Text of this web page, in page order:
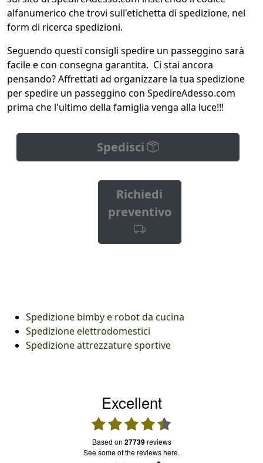
alfanumerico che trovi sull'etichetta di spedizione, nel
form di ricerca spedizioni.
Seguendo questi consigli spedire un passeggino sarà
facile e con consegna garantita. Ci stai ancora
pensando? Affrettati ad organizzare la tua spedizione
per spedire un passeggino con SpedireAdesso.com
prima che l'ultimo della famiglia venga alla luce!!!
Spedisci
Richiedi
preventivo
Spedizione bimby e robot da cucina
Spedizione elettrodomestici
Spedizione attrezzature sportive
Excellent
based on 27739reviews
see some of the reviews here.